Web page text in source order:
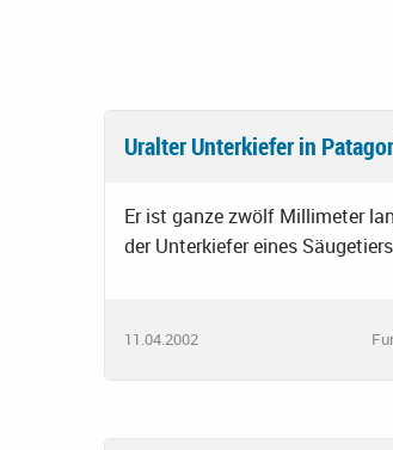
Uralter Unterkiefer in
Er ist ganze zwölf Millimeter
der Unterkiefer eines
11.04.2002